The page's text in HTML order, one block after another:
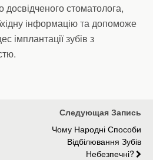
стоматолога,
інформацію та допоможе
імплантації зубів з
Следующая Запись
Чому Народні Способи
Відбілювання Зубів
Небезпечні?